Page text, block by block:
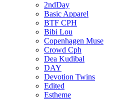
2ndDay
Basic Apparel
BTF CPH
Bibi Lou
Copenhagen Muse
Crowd Cph
Dea Kudibal
DAY
Devotion Twins
Edited
Estheme